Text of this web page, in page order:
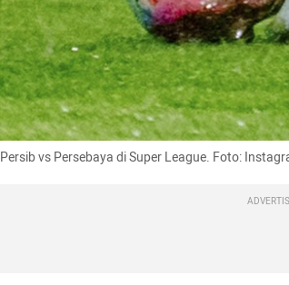
Persib vs Persebaya di Super League. Foto: